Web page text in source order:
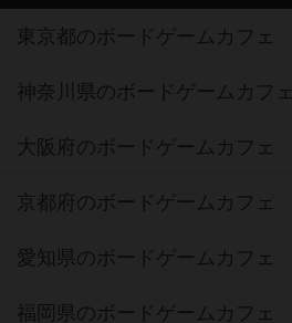
東京都のボードゲームカフェ
神奈川県のボードゲームカフェ
大阪府のボードゲームカフェ
京都府のボードゲームカフェ
愛知県のボードゲームカフェ
福岡県のボードゲームカフェ